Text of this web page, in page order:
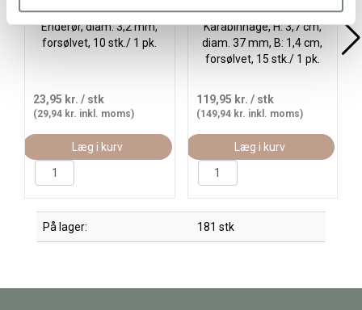
Enderør, diam. 3,2 mm,
forsølvet, 10 stk./ 1 pk.
23,95 kr. / stk
(29,94 kr. inkl. moms)
Læg i kurv
Karabinhage, H: 3,7 cm,
diam. 37 mm, B: 1,4 cm,
forsølvet, 15 stk./ 1 pk.
119,95 kr. / stk
(149,94 kr. inkl. moms)
Læg i kurv
På lager: 181 stk